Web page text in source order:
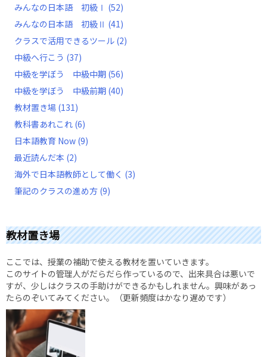
みんなの日本語 初級Ⅰ (52)
みんなの日本語 初級Ⅱ (41)
クラスで活用できるツール (2)
中級へ行こう (37)
中級を学ぼう 中級中期 (56)
中級を学ぼう 中級前期 (40)
教材置き場 (131)
教科書あれこれ (6)
日本語教育 Now (9)
最近読んだ本 (2)
海外で日本語教師として働く (3)
筆記のクラスの進め方 (9)
教材置き場
ここでは、授業の補助で使える教材を置いていきます。
このサイトの管理人がだらだら作っているので、出来具合は悪いで
すが、少しはクラスの手助けができるかもしれません。興味があっ
たらのぞいてみてください。（更新頻度はかなり遅めです）